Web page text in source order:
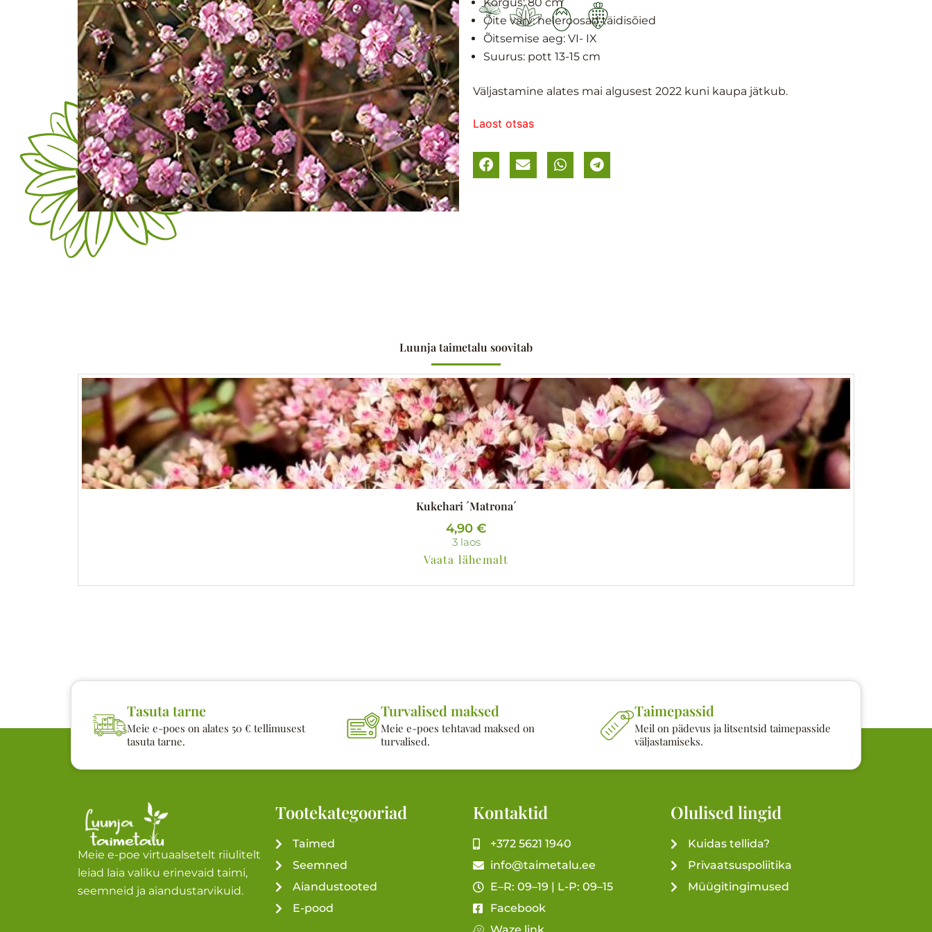
Õite värv: heleroosad täidisõied
Õitsemise aeg: VI- IX
Suurus: pott 13-15 cm
Väljastamine alates mai algusest 2022 kuni kaupa jätkub.
Laost otsas
Luunja taimetalu soovitab
Kukehari ´Matrona´
4,90 €
3 laos
Vaata lähemalt
Tasuta tarne
Meie e-poes on alates 50 € tellimusest
tasuta tarne.
Turvalised maksed
Meie e-poes tehtavad maksed on
turvalised.
Taimepassid
Meil on pädevus ja litsentsid taimepasside
väljastamiseks.
Meie e-poe virtuaalsetelt riiulitelt
leiad laia valiku erinevaid taimi,
seemneid ja aiandustarvikuid.
Tootekategooriad
Taimed
Seemned
Aiandustooted
E-pood
Kontaktid
+372 5621 1940
info@taimetalu.ee
E–R: 09–19 | L-P: 09–15
Facebook
Olulised lingid
Kuidas tellida?
Privaatsuspoliitika
Müügitingimused